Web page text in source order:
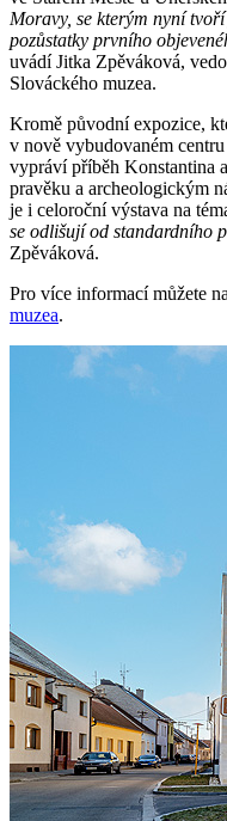
Moravy, se kterým nyní
pozůstatky prvního
uvádí Jitka Zpěváková,
Slováckého muzea.
Kromě původní expozice,
v nově vybudovaném
vypráví příběh Konstantina
pravěku a archeologickým
je i celoroční výstava na
se odlišují od standardního
Zpěváková.
Pro více informací můžete
muzea.